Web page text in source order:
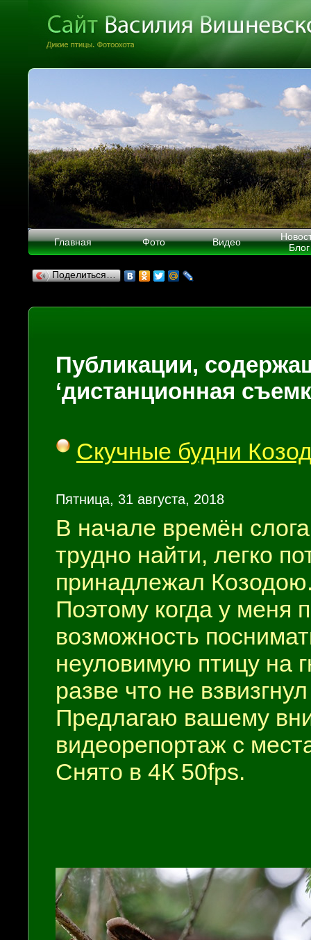
Главная Фото Видео
Блог
Поделиться…
Публикации,
‘дистанционная
Скучные будни
Пятница, 31 августа, 2018
В начале времён
трудно найти, легко
принадлежал
Поэтому когда у меня
возможность
неуловимую птицу на
разве что не
Предлагаю вашему
видеорепортаж с
Снято в 4К 50fps.